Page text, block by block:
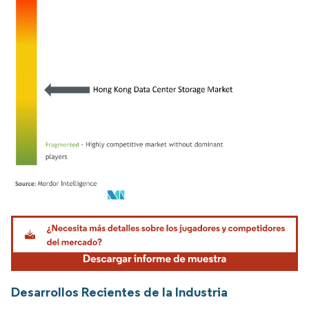
Imagen © Mordor Intelligence. El uso requiere atribución según CC BY 4.0.
Desarrollos Recientes de la Industria